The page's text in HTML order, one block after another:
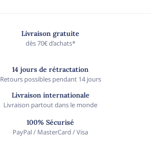
Livraison gratuite
dès 70€ d’achats*
14 jours de rétractation
Retours possibles pendant 14 jours
Livraison internationale
Livraison partout dans le monde
100% Sécurisé
PayPal / MasterCard / Visa